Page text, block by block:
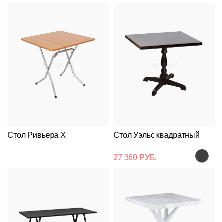
Стол Ривьера Х Стол Уэльс квадратный
27 360 РУБ.